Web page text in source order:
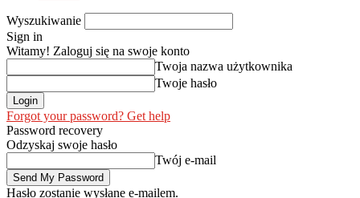
Wyszukiwanie
Sign in
Witamy! Zaloguj się na swoje konto
Twoja nazwa użytkownika
Twoje hasło
Forgot your password? Get help
Password recovery
Odzyskaj swoje hasło
Twój e-mail
Hasło zostanie wysłane e-mailem.